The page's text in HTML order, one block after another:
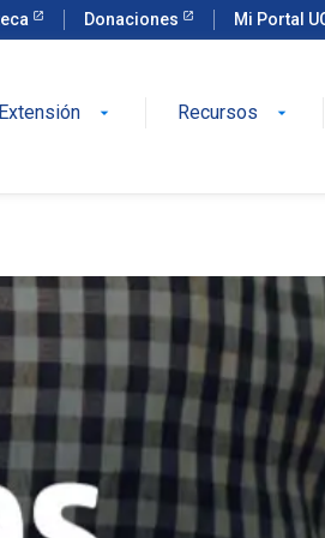
Donaciones Mi Portal
Extensión arrow_drop_down Recursos arrow_drop_down